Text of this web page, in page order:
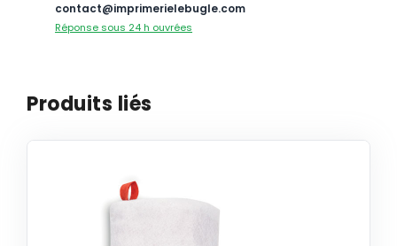
contact@imprimerielebugle.com
Réponse sous 24 h ouvrées
Produits liés